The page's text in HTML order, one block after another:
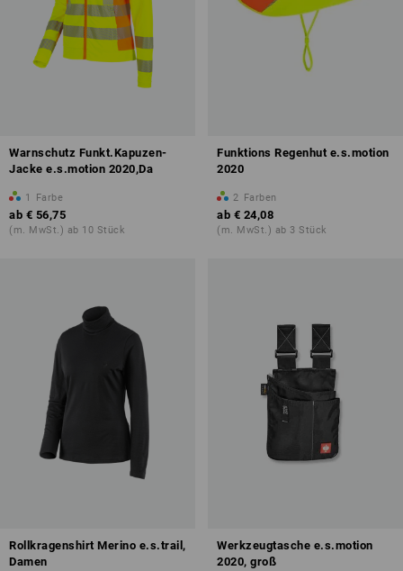
Warnschutz Funkt.Kapuzen-
Jacke e.s.motion 2020,Da
1 Farbe
ab € 56,75
(m. MwSt.) ab 10 Stück
Funktions Regenhut e.s.motion
2020
2 Farben
ab € 24,08
(m. MwSt.) ab 3 Stück
Rollkragenshirt Merino e.s.trail,
Damen
Werkzeugtasche e.s.motion
2020, groß